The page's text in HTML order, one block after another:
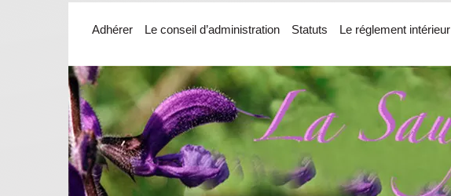
Adhérer Le conseil d’administration Statuts Le réglement intérieur